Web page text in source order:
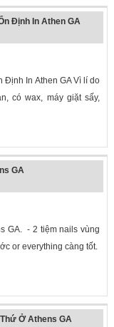
Định In Athen GA
Định In Athen GA Vì lí do
có wax, máy giặt sấy,
GA
GA. - 2 tiệm nails vùng
or everything càng tốt.
Ở Athens GA